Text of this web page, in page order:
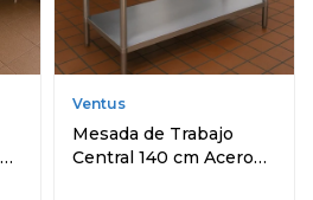
Ventus
Mesada de Trabajo
Central 140 cm Acero